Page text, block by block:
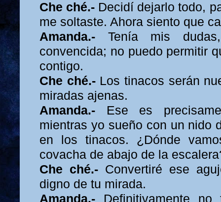
Che ché.- Decidí dejarlo todo,
me soltaste. Ahora siento que
Amanda.- Tenía mis
convencida; no puedo permitir
contigo.
Che ché.- Los tinacos serán
miradas ajenas.
Amanda.- Ese es
mientras yo sueño con un nido
en los tinacos. ¿Dónde
covacha de abajo de la
Che ché.- Convertiré ese
digno de tu mirada.
Amanda.- Definitivamente no